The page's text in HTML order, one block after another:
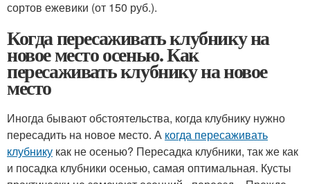
сортов ежевики (от 150 руб.).
Когда пересаживать клубнику на
новое место осенью. Как
пересаживать клубнику на новое
место
Иногда бывают обстоятельства, когда клубнику нужно
пересадить на новое место. А когда пересаживать
клубнику как не осенью? Пересадка клубники, так же как
и посадка клубники осенью, самая оптимальная. Кусты